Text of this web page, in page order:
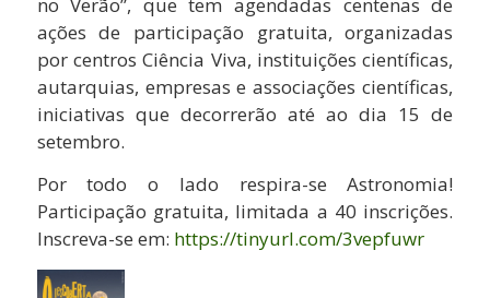
ações de participação gratuita, organizadas
por centros Ciência Viva, instituições científicas,
autarquias, empresas e associações científicas,
iniciativas que decorrerão até ao dia 15 de
setembro.
Por todo o lado respira-se Astronomia!
Participação gratuita, limitada a 40 inscrições.
Inscreva-se em: https://tinyurl.com/3vepfuwr